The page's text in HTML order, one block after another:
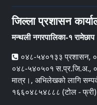
जिल्ला प्रशासन
मन्थली नगरपालिका-१ रामेछाप
०४८-५४०१३३ प्रशासन,
०४८-५४०५०१ स.प्र.जि.अ.,
मात्र।, अभिलेखको लागि
१६६०४८५४८८८ (टोल - फ्री)